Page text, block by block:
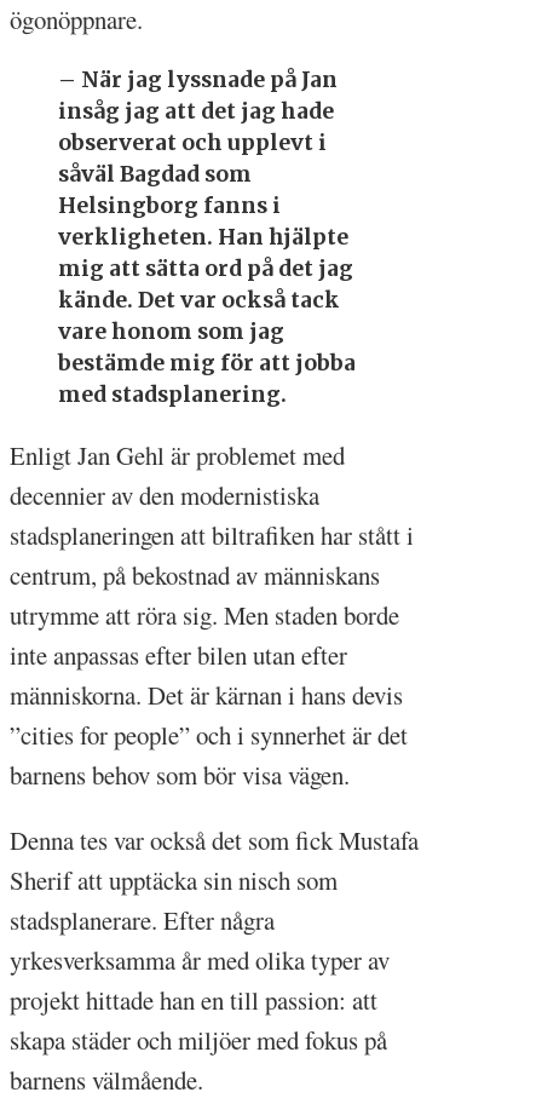
ögonöppnare.
– När jag lyssnade på Jan
insåg jag att det jag hade
observerat och upplevt i
såväl Bagdad som
Helsingborg fanns i
verkligheten. Han hjälpte
mig att sätta ord på det jag
kände. Det var också tack
vare honom som jag
bestämde mig för att jobba
med stadsplanering.
Enligt Jan Gehl är problemet med
decennier av den modernistiska
stadsplaneringen att biltrafiken har stått i
centrum, på bekostnad av människans
utrymme att röra sig. Men staden borde
inte anpassas efter bilen utan efter
människorna. Det är kärnan i hans devis
”cities for people” och i synnerhet är det
barnens behov som bör visa vägen.
Denna tes var också det som fick Mustafa
Sherif att upptäcka sin nisch som
stadsplanerare. Efter några
yrkesverksamma år med olika typer av
projekt hittade han en till passion: att
skapa städer och miljöer med fokus på
barnens välmående.